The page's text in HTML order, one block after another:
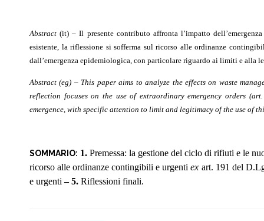
Abstract (it) – Il presente contributo affronta l’impatto
esistente, la riflessione si sofferma sul ricorso alle ordinanze
dall’emergenza epidemiologica, con particolare riguardo ai limiti e alla
Abstract (eg) – This paper aims to analyze the effects on waste
reflection focuses on the use of extraordinary emergency orders
emergence, with specific attention to limit and legitimacy of the use of
SOMMARIO: 1.Premessa: la gestione del ciclo di rifiuti e le
ricorso alle ordinanze contingibili e urgentiex art. 191 del
e urgenti– 5. Riflessioni finali.